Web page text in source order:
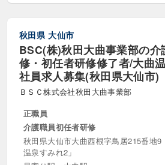
秋田県 大仙市
BSC(株)秋田大曲事業部の介
修・初任者研修修了者/大曲
社員求人募集(秋田県大仙市)
ＢＳＣ株式会社秋田大曲事業部
正職員
介護職員初任者研修
秋田県大仙市大曲西根字鳥居215番地
温泉すみれ2」